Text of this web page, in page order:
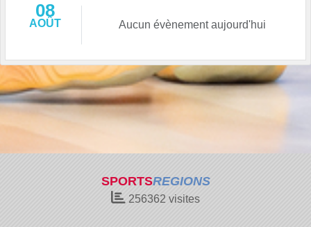
08
AOÛT Aucun évènement aujourd'hui
SPORTSREGIONS
256362 visites